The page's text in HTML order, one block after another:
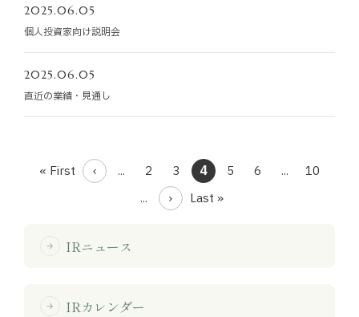
2025.06.05
個人投資家向け説明会
2025.06.05
直近の業績・見通し
« First ... 2 3 4 5 6 ...
10
...
Last »
arrow_forward IRニュース
arrow_forward IRカレンダー